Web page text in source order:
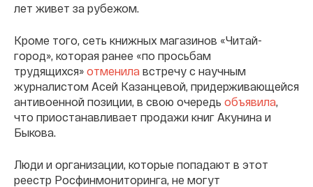
лет живет за рубежом.
Кроме того, cеть книжных магазинов «Читай-
город», которая ранее «по просьбам
трудящихся» отменила встречу с научным
журналистом Асей Казанцевой, придерживающейся
антивоенной позиции, в свою очередь объявила,
что приостанавливает продажи книг Акунина и
Быкова.
Люди и организации, которые попадают в этот
реестр Росфинмониторинга, не могут